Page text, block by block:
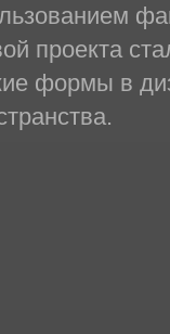
проекта
формы в